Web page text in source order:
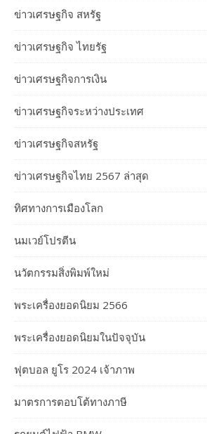
ข่าวเศรษฐกิจ สหรัฐ
ข่าวเศรษฐกิจ ไทยรัฐ
ข่าวเศรษฐกิจการเงิน
ข่าวเศรษฐกิจระหว่างประเทศ
ข่าวเศรษฐกิจสหรัฐ
ข่าวเศรษฐกิจไทย 2567 ล่าสุด
ทิศทางการเมืองโลก
นมเวย์โปรตีน
นวัตกรรมสิ่งพิมพ์ใหม่
พระเครื่องยอดนิยม 2566
พระเครื่องยอดนิยมในปัจจุบัน
ฟุตบอล ยูโร 2024 เจ้าภาพ
มาตรการตอบโต้ทางภาษี